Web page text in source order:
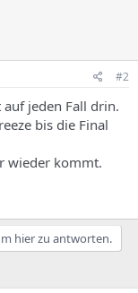
#2
jeden Fall drin.
bis die Final
wieder kommt.
hier zu antworten.